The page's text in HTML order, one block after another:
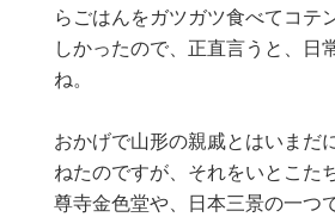
らごはんをガツガツ食べてコテ
しかったので、正直言うと、日
ね。
おかげで山形の親戚とはいまだ
ねたのですが、それをいとこた
尊寺金色堂や、日本三景の一つ